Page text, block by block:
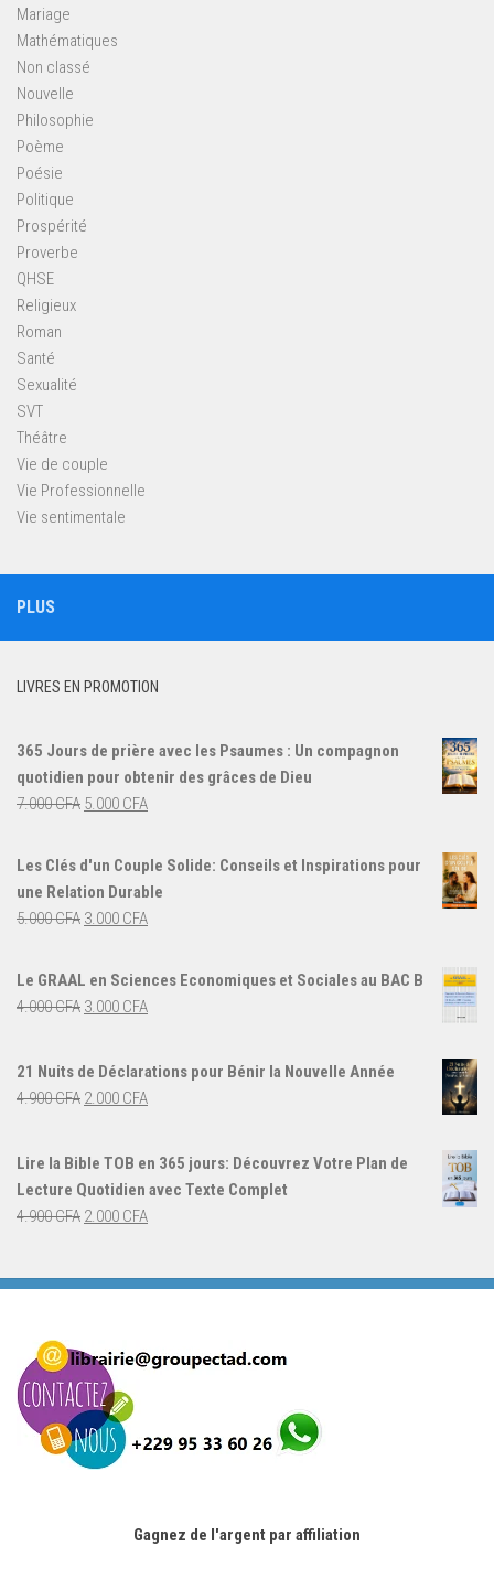
Mariage
Mathématiques
Non classé
Nouvelle
Philosophie
Poème
Poésie
Politique
Prospérité
Proverbe
QHSE
Religieux
Roman
Santé
Sexualité
SVT
Théâtre
Vie de couple
Vie Professionnelle
Vie sentimentale
PLUS
LIVRES EN PROMOTION
365 Jours de prière avec les Psaumes : Un compagnon
quotidien pour obtenir des grâces de Dieu
7.000CFA Le
initial
était :
7.000 CFA.
5.000 CFALe
actuel
est :
Les Clés d'un Couple Solide: Conseils et Inspirations pour
une Relation Durable
5.000CFA Le
initial
était :
3.000 CFALe
actuel
Le GRAAL en Sciences Economiques et Sociales au BAC B
4.000CFA Le
4.000 CFA.
3.000 CFALe
3.000 CFA.
21 Nuits de Déclarations pour Bénir la Nouvelle Année
4.900CFA Le
4.900 CFA.
2.000 CFALe
Lire la Bible TOB en 365 jours: Découvrez Votre Plan de
Lecture Quotidien avec Texte Complet
4.900CFA Le
était :
2.000 CFALe
est :
Gagnez de l'argent par affiliation